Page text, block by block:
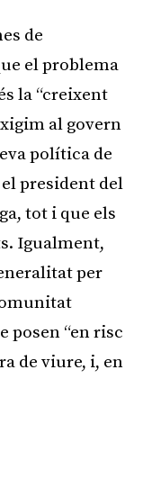
de
el problema
la “creixent
al govern
política de
president del
tot i que els
Igualment,
per
posen “en risc
de viure, i, en